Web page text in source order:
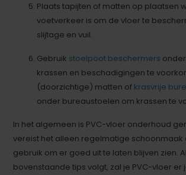
Plaats tapijten of matten op plaatsen
voetverkeer is om de vloer te
slijtage en vuil.
Gebruik stoelpoot beschermers
krassen en beschadigingen te
(doorzichtige) matten of krasvrije
onder bureaustoelen om krassen te
In het algemeen is PVC-vloer onderhoud
vereist het alleen regelmatige schoonmaak
gebruik om er goed uit te laten blijven zien.
bovenstaande tips volgt, zal je PVC-vloer er